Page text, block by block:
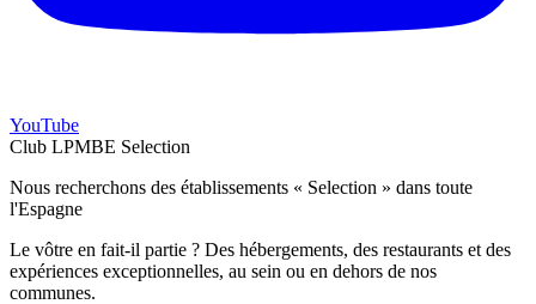
YouTube
Club LPMBE Selection
Nous recherchons des établissements « Selection » dans toute
l'Espagne
Le vôtre en fait-il partie ? Des hébergements, des restaurants et des
expériences exceptionnelles, au sein ou en dehors de nos
communes.